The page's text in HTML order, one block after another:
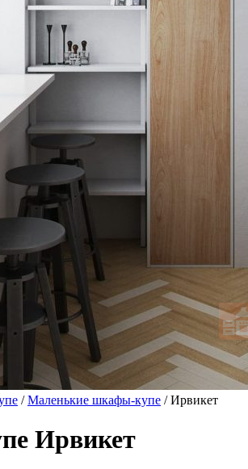
/Маленькие шкафы-купе / Ирвикет
Ирвикет